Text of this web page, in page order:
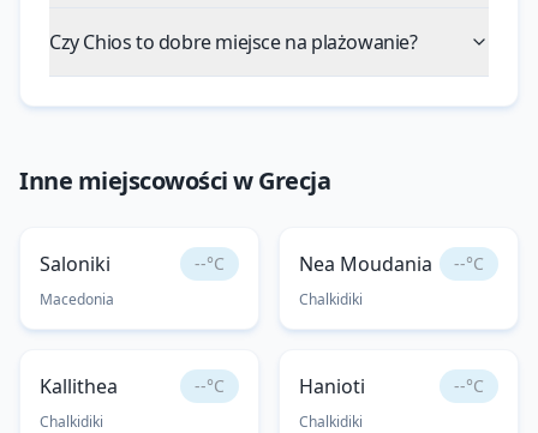
Czy Chios to dobre miejsce na plażowanie?
Inne miejscowości wGrecja
Saloniki --°C
Macedonia
Nea Moudania --°C
Chalkidiki
Kallithea --°C
Chalkidiki
Hanioti --°C
Chalkidiki